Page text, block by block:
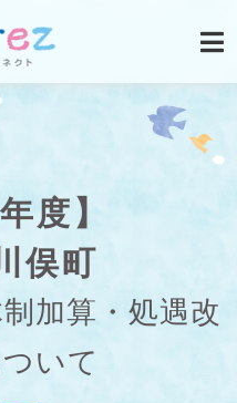
度】
俣町
加算・処遇改
いて